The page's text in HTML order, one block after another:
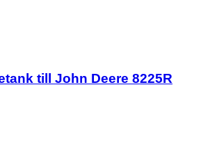
till John Deere 8225R